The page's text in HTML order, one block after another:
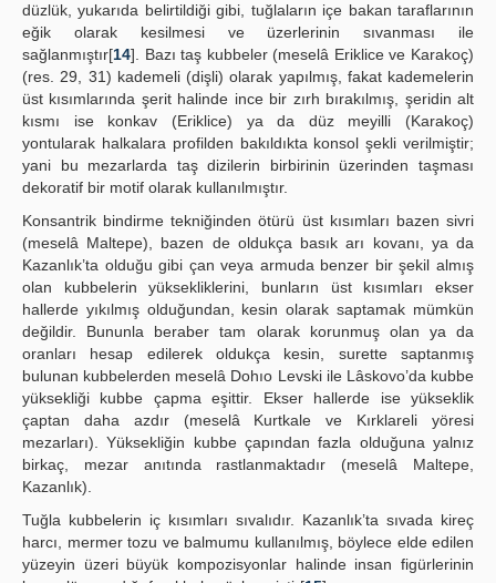
düzlük, yukarıda belirtildiği gibi, tuğlaların içe bakan taraflarının
eğik olarak kesilmesi ve üzerlerinin sıvanması ile
sağlanmıştır[14]. Bazı taş kubbeler (meselâ Eriklice ve Karakoç)
(res. 29, 31) kademeli (dişli) olarak yapılmış, fakat kademelerin
üst kısımlarında şerit halinde ince bir zırh bırakılmış, şeridin alt
kısmı ise konkav (Eriklice) ya da düz meyilli (Karakoç)
yontularak halkalara profilden bakıldıkta konsol şekli verilmiştir;
yani bu mezarlarda taş dizilerin birbirinin üzerinden taşması
dekoratif bir motif olarak kullanılmıştır.
Konsantrik bindirme tekniğinden ötürü üst kısımları bazen sivri
(meselâ Maltepe), bazen de oldukça basık arı kovanı, ya da
Kazanlık’ta olduğu gibi çan veya armuda benzer bir şekil almış
olan kubbelerin yüksekliklerini, bunların üst kısımları ekser
hallerde yıkılmış olduğundan, kesin olarak saptamak mümkün
değildir. Bununla beraber tam olarak korunmuş olan ya da
oranları hesap edilerek oldukça kesin, surette saptanmış
bulunan kubbelerden meselâ Dohıo Levski ile Lâskovo’da kubbe
yüksekliği kubbe çapma eşittir. Ekser hallerde ise yükseklik
çaptan daha azdır (meselâ Kurtkale ve Kırklareli yöresi
mezarları). Yüksekliğin kubbe çapından fazla olduğuna yalnız
birkaç, mezar anıtında rastlanmaktadır (meselâ Maltepe,
Kazanlık).
Tuğla kubbelerin iç kısımları sıvalıdır. Kazanlık’ta sıvada kireç
harcı, mermer tozu ve balmumu kullanılmış, böylece elde edilen
yüzeyin üzeri büyük kompozisyonlar halinde insan figürlerinin